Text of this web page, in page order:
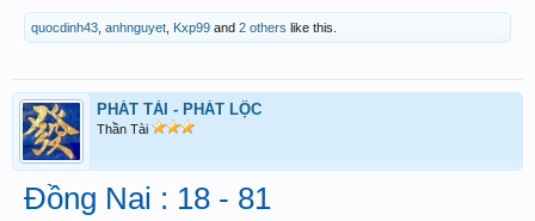
quocdinh43 anhnguyet Kxp99 and 2 others like this.
PHÁT TÀI - PHÁT LỘC
Thần Tài
Đồng Nai : 18 - 81